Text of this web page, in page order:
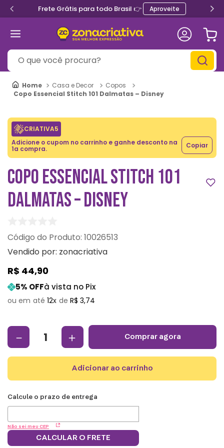
Frete Grátis para todo Brasil 👉 Aproveite
O que você procura?
Casa e Decor
Copos
Copo Essencial Stitch 101 Dalmatas – Disney
CRIATIVA5
Adicione o cupom no carrinho e ganhe desconto na
1a compra. Copiar
COPO ESSENCIAL STITCH 101
DALMATAS – DISNEY
: 10026513
Vendido por: zonacriativa
R$ 44,90
5% OFFà vista no Pix
12 R$ 3,74
＋
－ comprar agora
adicionar ao carrinho
Não sei meu CEP
CALCULAR O FRETE